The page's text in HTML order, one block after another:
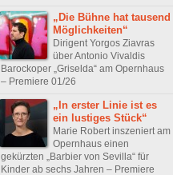
„Die Bühne hat tausend
Möglichkeiten“
Dirigent Yorgos Ziavras
über Antonio Vivaldis
Barockoper „Griselda“ am Opernhaus
– Premiere 01/26
„In erster Linie ist es
ein lustiges Stück“
Marie Robert inszeniert am
Opernhaus einen
gekürzten „Barbier von Sevilla“ für
Kinder ab sechs Jahren – Premiere